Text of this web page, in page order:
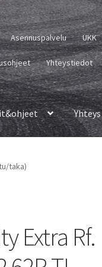
Asennuspalvelu UKK
Yhteystiedot
Yhteys
taka)
Extra Rf.